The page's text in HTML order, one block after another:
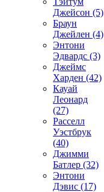
Джейсон (5)
Браун
Джейлен (4)
Энтони
Эдвардс (3)
Джеймс
Харден (42)
Кауай
Леонард
(27)
Расселл
Уэстбрук
(40)
Джимми
Батлер (32)
Энтони
Дэвис (17)